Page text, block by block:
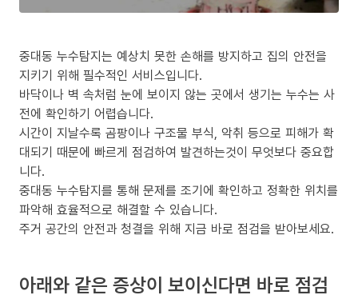
중대동 누수탐지는 예상치 못한 손해를 방지하고 집의 안전을
지키기 위해 필수적인 서비스입니다.
바닥이나 벽 속처럼 눈에 보이지 않는 곳에서 생기는 누수는 사
전에 확인하기 어렵습니다.
시간이 지날수록 곰팡이나 구조물 부식, 악취 등으로 피해가 확
대되기 때문에 빠르게 점검하여 발견하는것이 무엇보다 중요합
니다.
중대동 누수탐지를 통해 문제를 조기에 확인하고 정확한 위치를
파악해 효율적으로 해결할 수 있습니다.
주거 공간의 안전과 청결을 위해 지금 바로 점검을 받아보세요.
아래와 같은 증상이 보이신다면 바로 점검